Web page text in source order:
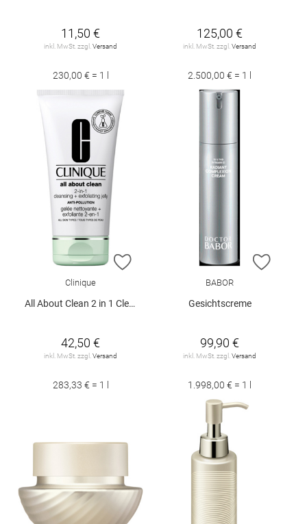
11,50 €
inkl. MwSt. zzgl. Versand
230,00 € = 1 l
125,00 €
inkl. MwSt. zzgl. Versand
2.500,00 € = 1 l
ZUR WUNSCHLISTE HINZUFÜGEN
Clinique
All About Clean 2 in 1 Cleansing 150 ml
42,50 €
inkl. MwSt. zzgl.Versand
283,33 € = 1 l
ZUR
BABOR
Gesichtscreme
99,90 €
inkl. MwSt. zzgl.Versand
1.998,00 € = 1 l